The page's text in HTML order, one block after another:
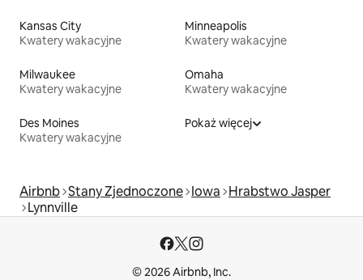
Kansas City
Kwatery wakacyjne
Minneapolis
Kwatery wakacyjne
Milwaukee
Kwatery wakacyjne
Omaha
Kwatery wakacyjne
Des Moines
Kwatery wakacyjne
Pokaż więcej
Airbnb Stany Zjednoczone Iowa Hrabstwo Jasper
Lynnville
© 2026 Airbnb, Inc.